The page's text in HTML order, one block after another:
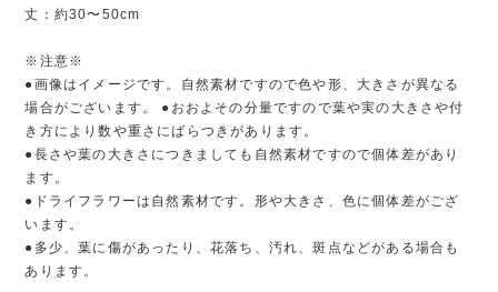
丈：約30〜50cm
※注意※
●画像はイメージです。自然素材ですので色や形、大きさが異なる
場合がございます。 ●おおよその分量ですので葉や実の大きさや付
き方により数や重さにばらつきがあります。
●長さや葉の大きさにつきましても自然素材ですので個体差があり
ます。
●ドライフラワーは自然素材です。形や大きさ、色に個体差がござ
います。
●多少、葉に傷があったり、花落ち、汚れ、斑点などがある場合も
あります。